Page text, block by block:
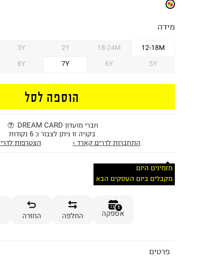
מידה
12-18M
18-24M
2Y
3Y
5Y
6Y
7Y
8Y
הוספה לסל
חברי מועדון DREAM CARD
בקניה זו ניתן לצבור כ 6 נקודות
התחברות לדרים קארד ›
הצטרפות
מזמינים היום
מקבלים ביום העסקים הבא
1
אספקה החלפה החזרה
פרטים